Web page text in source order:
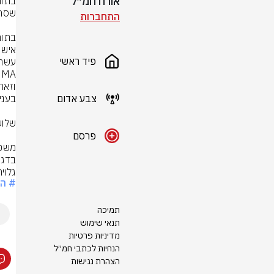
התחברות
פיד ראשי
צבע אדום
פרסם
תמיכה
תנאי שימוש
מדיניות פרטיות
הנחיות לכתבי חמ״ל
הצהרת נגישות
#